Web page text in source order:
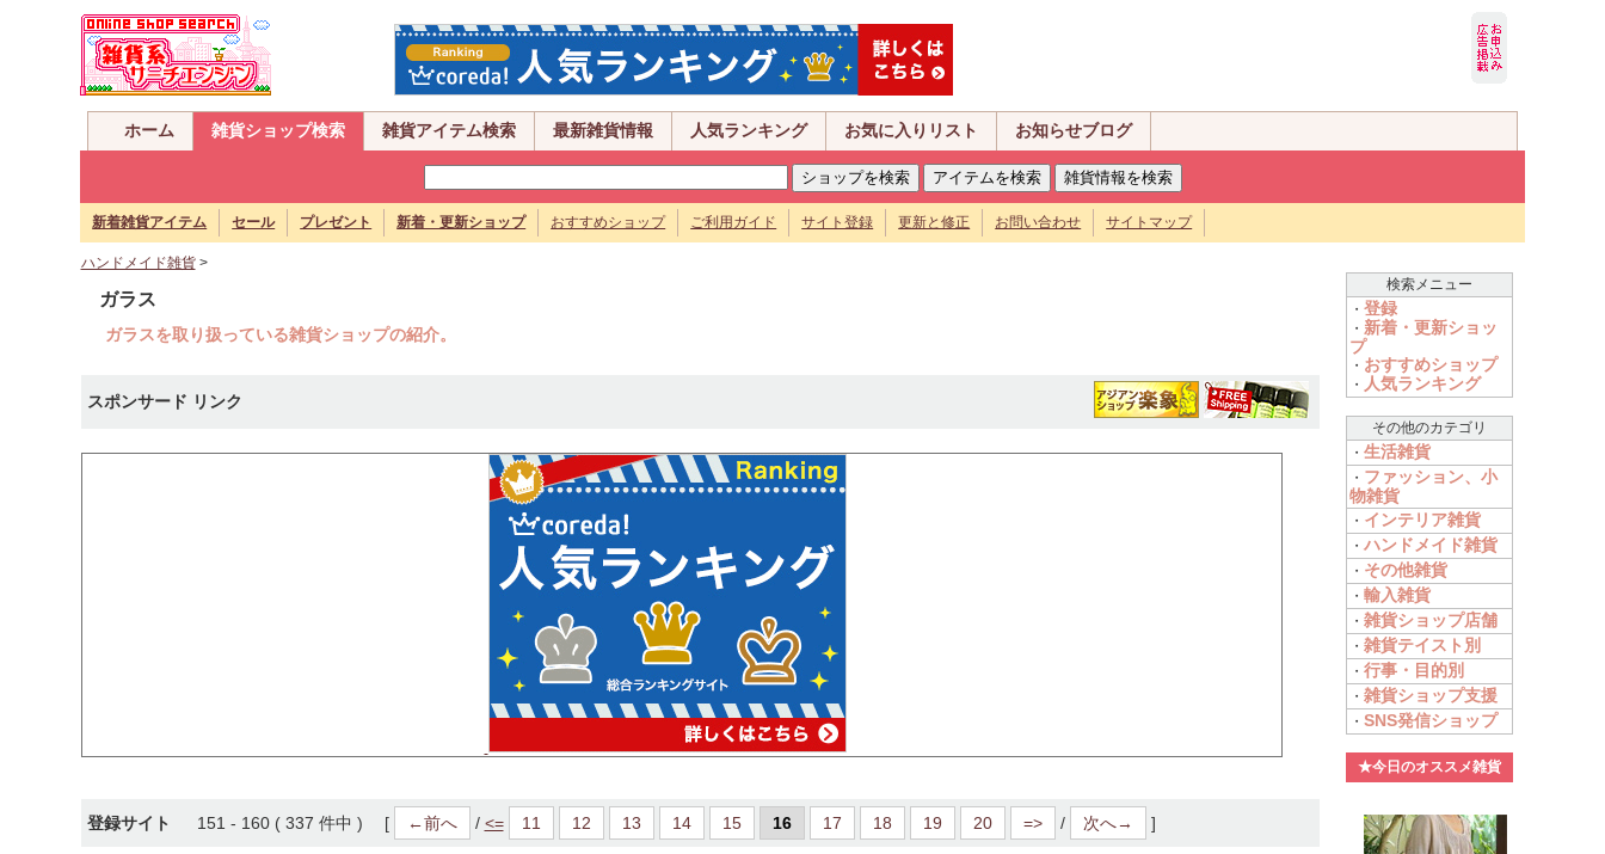
ホーム 雑貨ショップ検索 雑貨アイテム検索 最新雑貨情報 人気ランキング お気に入りリスト お知らせブログ
新着雑貨アイテム セール プレゼント 新着・更新ショップ おすすめショップ ご利用ガイド サイト登録 更新と修正 お問い合わせ サイトマップ
ハンドメイド雑貨>
ガラス
ガラスを取り扱っている雑貨ショップの紹介。
スポンサード リンク
登録サイト 151 - 160 ( 337 件中 ) [ ←前へ / <= 11 12 13 14 15 16 17 18 19 20 => / 次へ→ ]
検索メニュー
・ 登録
・ 新着・更新ショッ
プ
・ おすすめショップ
・ 人気ランキング
その他のカテゴリ
・ 生活雑貨
・ ファッション、小
物雑貨
・ インテリア雑貨
・ ハンドメイド雑貨
・ その他雑貨
・ 輸入雑貨
・ 雑貨ショップ店舗
・ 雑貨テイスト別
・ 行事・目的別
・ 雑貨ショップ支援
・ SNS発信ショップ
★今日のオススメ雑貨